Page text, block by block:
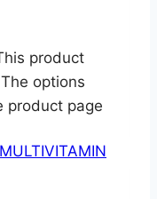
product
options
product page